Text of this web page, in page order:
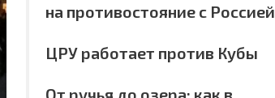
на противостояние с Россией
ЦРУ работает против Кубы
От ручья до озера: как в